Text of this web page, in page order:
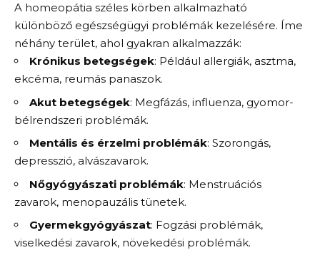
A homeopátia széles körben alkalmazható
különböző egészségügyi problémák kezelésére. Íme
néhány terület, ahol gyakran alkalmazzák:
Krónikus betegségek: Például allergiák, asztma,
ekcéma, reumás panaszok.
Akut betegségek: Megfázás, influenza, gyomor-
bélrendszeri problémák.
Mentális és érzelmi problémák: Szorongás,
depresszió, alvászavarok.
Nőgyógyászati problémák: Menstruációs
zavarok, menopauzális tünetek.
Gyermekgyógyászat: Fogzási problémák,
viselkedési zavarok, növekedési problémák.